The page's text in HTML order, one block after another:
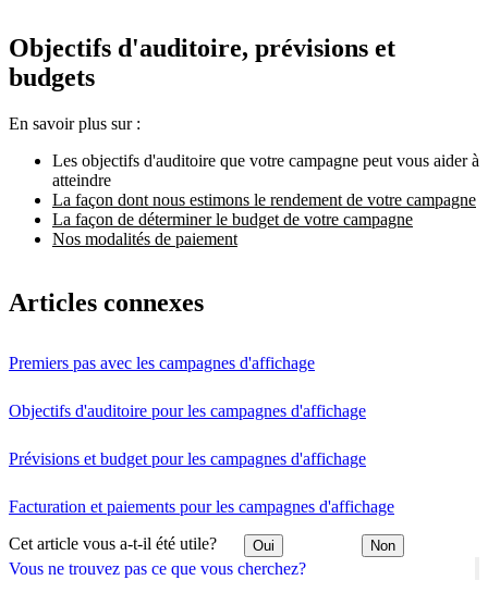
Vous ne trouvez pas ce que vous cherchez?
Objectifs d'auditoire, prévisions et
budgets
En savoir plus sur :
Les objectifs d'auditoire que votre campagne peut vous aider à
atteindre
La façon dont nous estimons le rendement de votre campagne
La façon de déterminer le budget de votre campagne
Nos modalités de paiement
Articles connexes
Premiers pas avec les campagnes d'affichage
Objectifs d'auditoire pour les campagnes d'affichage
Prévisions et budget pour les campagnes d'affichage
Facturation et paiements pour les campagnes d'affichage
Cet article vous a-t-il été utile? Oui Non